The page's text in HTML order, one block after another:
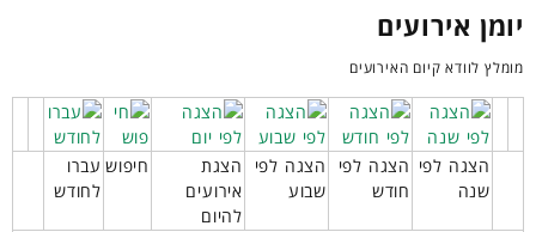
יומן אירועים
מומלץ לוודא קיום האירועים
הצגה לפי
שנה
הצגה לפי
חודש
הצגה לפי
שבוע
הצגת
אירועים
להיום
חיפוש עברו
לחודש